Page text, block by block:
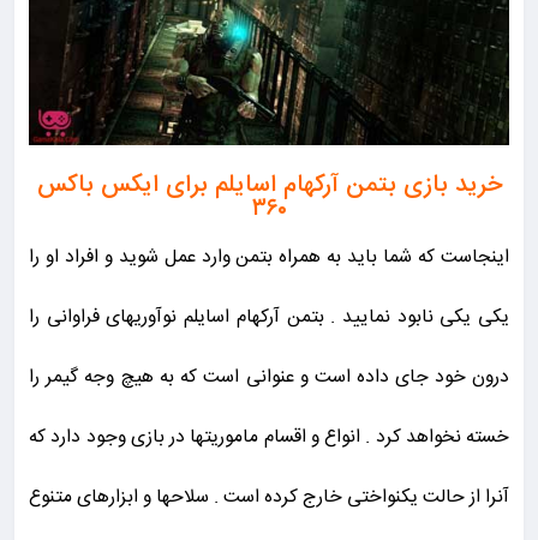
خرید بازی بتمن آرکهام اسایلم برای ایکس باکس
۳۶۰
اینجاست که شما باید به همراه بتمن وارد عمل شوید و افراد او را
یکی یکی نابود نمایید . بتمن آرکهام اسایلم نوآوریهای فراوانی را
درون خود جای داده است و عنوانی است که به هیچ وجه گیمر را
خسته نخواهد کرد . انواع و اقسام ماموریتها در بازی وجود دارد که
آنرا از حالت یکنواختی خارج کرده است . سلاحها و ابزارهای متنوع